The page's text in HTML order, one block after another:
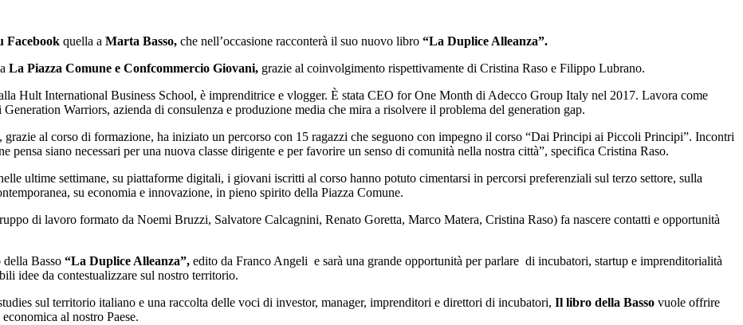
Facebook quella a Marta Basso, che nell’occasione racconterà il suo nuovo libro “La Duplice Alleanza”.
La Piazza Comune e Confcommercio Giovani, grazie al coinvolgimento rispettivamente di Cristina Raso e Filippo Lubrano.
Hult International Business School, è imprenditrice e vlogger. È stata CEO for One Month di Adecco Group Italy nel 2017. Lavora come
Warriors, azienda di consulenza e produzione media che mira a risolvere il problema del generation gap.
al corso di formazione, ha iniziato un percorso con 15 ragazzi che seguono con impegno il corso “Dai Principi ai Piccoli Principi”. Incontri
pensa siano necessari per una nuova classe dirigente e per favorire un senso di comunità nella nostra città”, specifica Cristina Raso.
ultime settimane, su piattaforme digitali, i giovani iscritti al corso hanno potuto cimentarsi in percorsi preferenziali sul terzo settore, sulla
su economia e innovazione, in pieno spirito della Piazza Comune.
di lavoro formato da Noemi Bruzzi, Salvatore Calcagnini, Renato Goretta, Marco Matera, Cristina Raso) fa nascere contatti e opportunità
Basso “La Duplice Alleanza”, edito da Franco Angeli e sarà una grande opportunità per parlare di incubatori, startup e imprenditorialità
idee da contestualizzare sul nostro territorio.
sul territorio italiano e una raccolta delle voci di investor, manager, imprenditori e direttori di incubatori, Il libro della Basso vuole offrire
al nostro Paese.